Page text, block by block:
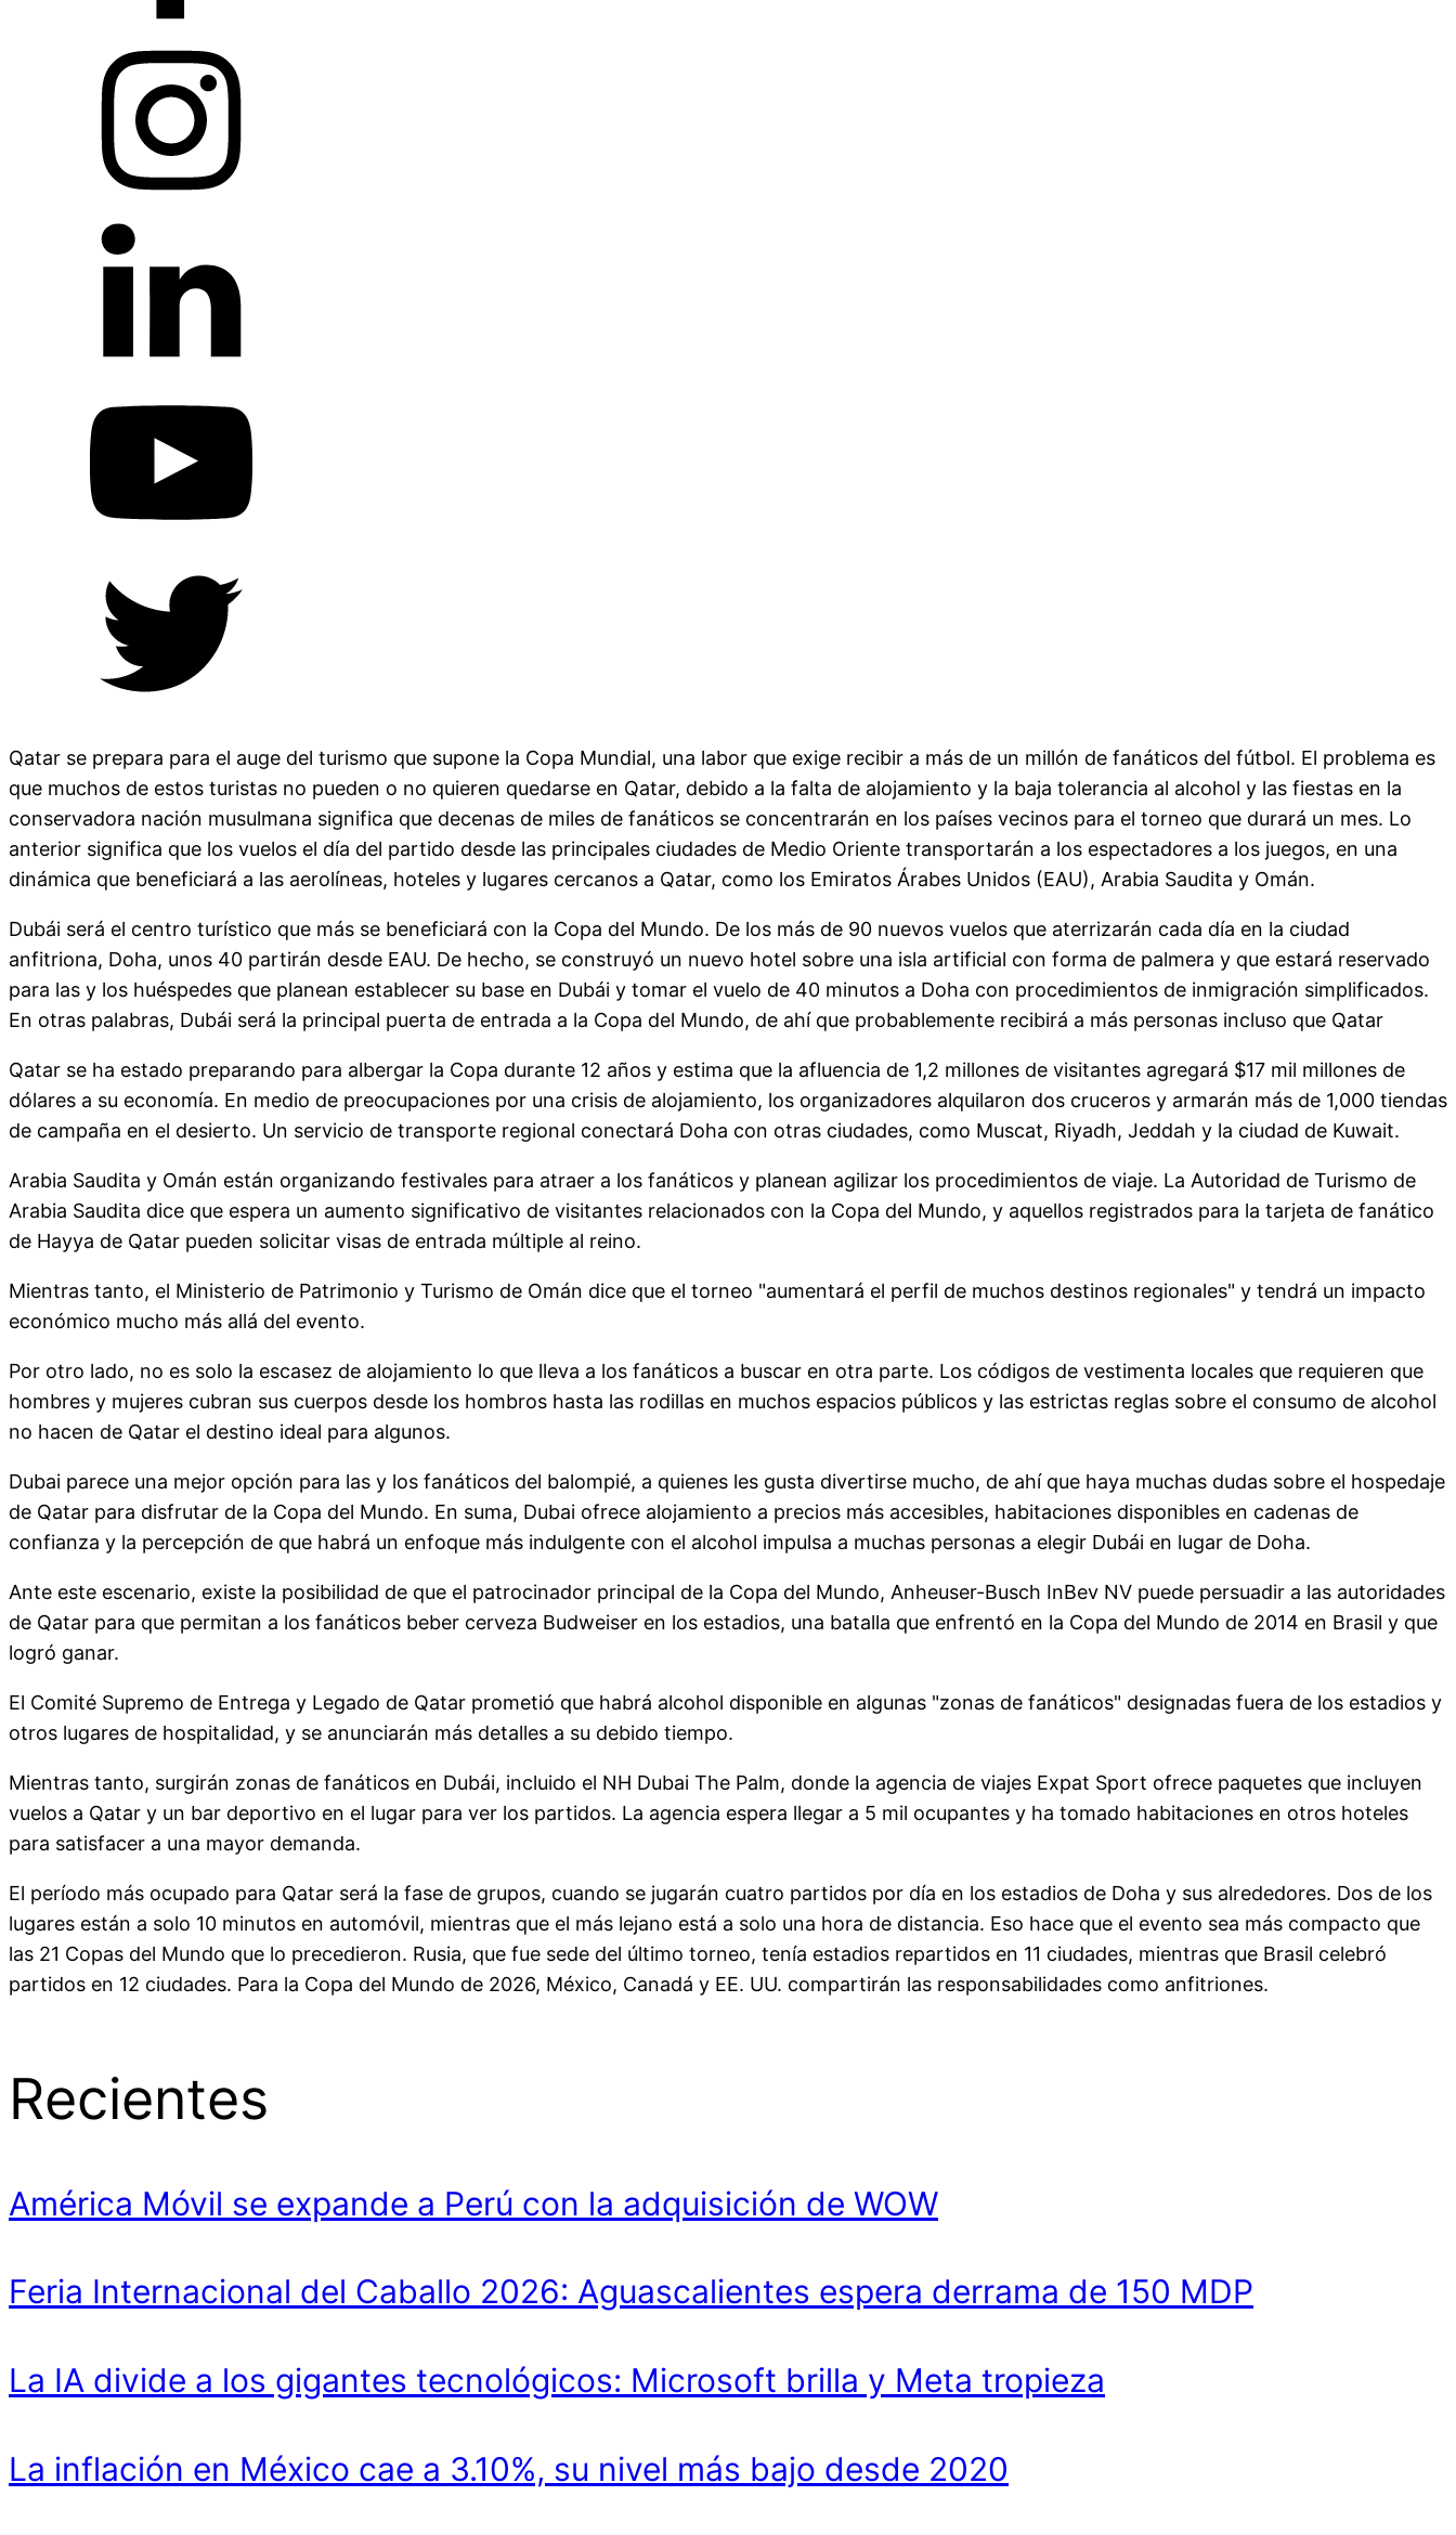
Qatar se prepara para el auge del turismo que supone la Copa Mundial, una labor que exige recibir a más de un millón de fanáticos del fútbol. El problema es
que muchos de estos turistas no pueden o no quieren quedarse en Qatar, debido a la falta de alojamiento y la baja tolerancia al alcohol y las fiestas en la
conservadora nación musulmana significa que decenas de miles de fanáticos se concentrarán en los países vecinos para el torneo que durará un mes. Lo
anterior significa que los vuelos el día del partido desde las principales ciudades de Medio Oriente transportarán a los espectadores a los juegos, en una
dinámica que beneficiará a las aerolíneas, hoteles y lugares cercanos a Qatar, como los Emiratos Árabes Unidos (EAU), Arabia Saudita y Omán.
Dubái será el centro turístico que más se beneficiará con la Copa del Mundo. De los más de 90 nuevos vuelos que aterrizarán cada día en la ciudad
anfitriona, Doha, unos 40 partirán desde EAU. De hecho, se construyó un nuevo hotel sobre una isla artificial con forma de palmera y que estará reservado
para las y los huéspedes que planean establecer su base en Dubái y tomar el vuelo de 40 minutos a Doha con procedimientos de inmigración simplificados.
En otras palabras, Dubái será la principal puerta de entrada a la Copa del Mundo, de ahí que probablemente recibirá a más personas incluso que Qatar
Qatar se ha estado preparando para albergar la Copa durante 12 años y estima que la afluencia de 1,2 millones de visitantes agregará $17 mil millones de
dólares a su economía. En medio de preocupaciones por una crisis de alojamiento, los organizadores alquilaron dos cruceros y armarán más de 1,000 tiendas
de campaña en el desierto. Un servicio de transporte regional conectará Doha con otras ciudades, como Muscat, Riyadh, Jeddah y la ciudad de Kuwait.
Arabia Saudita y Omán están organizando festivales para atraer a los fanáticos y planean agilizar los procedimientos de viaje. La Autoridad de Turismo de
Arabia Saudita dice que espera un aumento significativo de visitantes relacionados con la Copa del Mundo, y aquellos registrados para la tarjeta de fanático
de Hayya de Qatar pueden solicitar visas de entrada múltiple al reino.
Mientras tanto, el Ministerio de Patrimonio y Turismo de Omán dice que el torneo "aumentará el perfil de muchos destinos regionales" y tendrá un impacto
económico mucho más allá del evento.
Por otro lado, no es solo la escasez de alojamiento lo que lleva a los fanáticos a buscar en otra parte. Los códigos de vestimenta locales que requieren que
hombres y mujeres cubran sus cuerpos desde los hombros hasta las rodillas en muchos espacios públicos y las estrictas reglas sobre el consumo de alcohol
no hacen de Qatar el destino ideal para algunos.
Dubai parece una mejor opción para las y los fanáticos del balompié, a quienes les gusta divertirse mucho, de ahí que haya muchas dudas sobre el hospedaje
de Qatar para disfrutar de la Copa del Mundo. En suma, Dubai ofrece alojamiento a precios más accesibles, habitaciones disponibles en cadenas de
confianza y la percepción de que habrá un enfoque más indulgente con el alcohol impulsa a muchas personas a elegir Dubái en lugar de Doha.
Ante este escenario, existe la posibilidad de que el patrocinador principal de la Copa del Mundo, Anheuser-Busch InBev NV puede persuadir a las autoridades
de Qatar para que permitan a los fanáticos beber cerveza Budweiser en los estadios, una batalla que enfrentó en la Copa del Mundo de 2014 en Brasil y que
logró ganar.
El Comité Supremo de Entrega y Legado de Qatar prometió que habrá alcohol disponible en algunas "zonas de fanáticos" designadas fuera de los estadios y
otros lugares de hospitalidad, y se anunciarán más detalles a su debido tiempo.
Mientras tanto, surgirán zonas de fanáticos en Dubái, incluido el NH Dubai The Palm, donde la agencia de viajes Expat Sport ofrece paquetes que incluyen
vuelos a Qatar y un bar deportivo en el lugar para ver los partidos. La agencia espera llegar a 5 mil ocupantes y ha tomado habitaciones en otros hoteles
para satisfacer a una mayor demanda.
El período más ocupado para Qatar será la fase de grupos, cuando se jugarán cuatro partidos por día en los estadios de Doha y sus alrededores. Dos de los
lugares están a solo 10 minutos en automóvil, mientras que el más lejano está a solo una hora de distancia. Eso hace que el evento sea más compacto que
las 21 Copas del Mundo que lo precedieron. Rusia, que fue sede del último torneo, tenía estadios repartidos en 11 ciudades, mientras que Brasil celebró
partidos en 12 ciudades. Para la Copa del Mundo de 2026, México, Canadá y EE. UU. compartirán las responsabilidades como anfitriones.
Recientes
América Móvil se expande a Perú con la adquisición de WOW
Feria Internacional del Caballo 2026: Aguascalientes espera derrama de 150 MDP
La IA divide a los gigantes tecnológicos: Microsoft brilla y Meta tropieza
La inflación en México cae a 3.10%, su nivel más bajo desde 2020